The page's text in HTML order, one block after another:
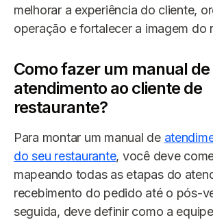
melhorar a experiência do cliente,
operação e fortalecer a imagem do
Como fazer um manual de
atendimento ao cliente de
restaurante?
Para montar um manual de
do seu restaurante, você deve
mapeando todas as etapas do
recebimento do pedido até o pós-
seguida, deve definir como a